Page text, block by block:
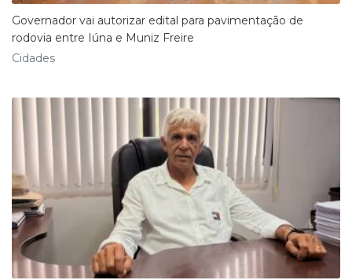
Governador vai autorizar edital para pavimentação de
rodovia entre Iúna e Muniz Freire
Cidades